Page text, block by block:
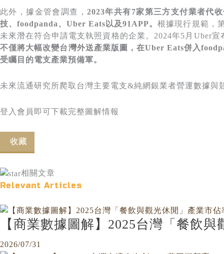
此外，據金管會調查，2023年共有7家第三方支付業者代
技、foodpanda、Uber Eats以及91APP。根據現行規範，
未來潛在符合申請電支執照資格的企業。2024年5月Uber
不僅將大幅改變台灣外送產業版圖，在Uber Eats併入
受矚目的電支產業預備軍。
未來流通研究所爬取台灣主要電支&純網銀業者營運數據
登入會員即可下載完整圖解情報
收藏
相關文章
Relevant Articles
【商業數據圖解】2025台灣「餐飲
2026/07/31